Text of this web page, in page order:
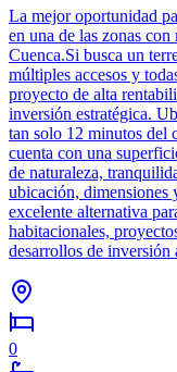
La mejor oportunidad
en una de las zonas
Cuenca.Si busca un
múltiples accesos y
proyecto de alta
inversión estratégica.
tan solo 12 minutos del
cuenta con una
de naturaleza,
ubicación, dimensiones
excelente alternativa
habitacionales,
desarrollos de
0